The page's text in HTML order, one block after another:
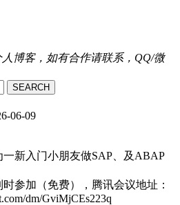
人博客，如有合作请联系，QQ/微
SEARCH
06-09
一新入门小朋友做SAP、及ABAP
参加（免费），腾讯会议地址：
dm/GviMjCEs223q